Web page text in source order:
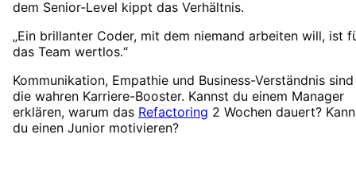
dem Senior-Level kippt das Verhältnis.
„Ein brillanter Coder, mit dem niemand arbeiten will, ist
das Team wertlos.“
Kommunikation, Empathie und Business-Verständnis sind
die wahren Karriere-Booster. Kannst du einem Manager
erklären, warum das Refactoring 2 Wochen dauert?
du einen Junior motivieren?